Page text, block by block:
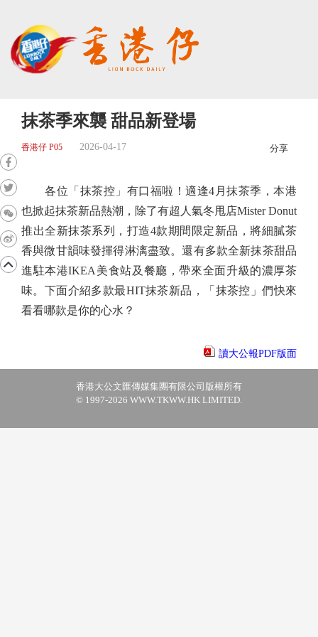
抹茶季來襲 甜品新登場
香港仔 P05 2026-04-17 分享
各位「抹茶控」有口福啦！適逢4月抹茶季，本港
也掀起抹茶新品熱潮，除了有超人氣冬甩店Mister Donut
推出全新抹茶系列，打造4款期間限定新品，將細膩茶
香與微甘韻味發揮得淋漓盡致。還有多款全新抹茶甜品
進駐本港IKEA美食站及餐廳，帶來全面升級的濃厚茶
味。下面介紹多款最HIT抹茶新品，「抹茶控」們快來
看看哪款是你的心水？
讀大公報PDF版面
香港大公文匯傳媒集團有限公司版權所有
© 1997-2026 WWW.TKWW.HK LIMITED.